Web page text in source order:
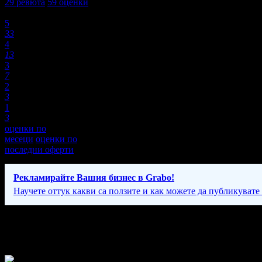
29 ревюта 59 оценки
5
33
4
13
3
7
2
3
1
3
оценки по
месеци оценки по
последни оферти
Рекламирайте Вашия бизнес в Grabo!
Научете оттук какви са ползите и как можете да публикувате